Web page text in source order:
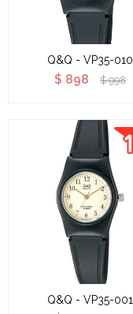
Q&Q - VP35-010
$ 898 $ 998
Q&Q - VP35-001